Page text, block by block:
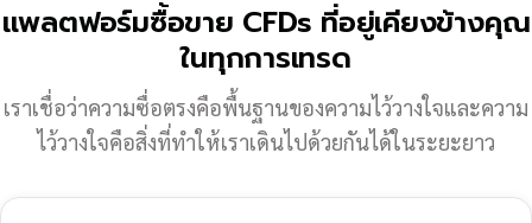
แพลตฟอร์มซื้อขาย CFDs ที่อยู่เคียงข้างคุณ
ในทุกการเทรด
เราเชื่อว่าความซื่อตรงคือพื้นฐานของความไว้วางใจและความ
ไว้วางใจคือสิ่งที่ทำให้เราเดินไปด้วยกันได้ในระยะยาว